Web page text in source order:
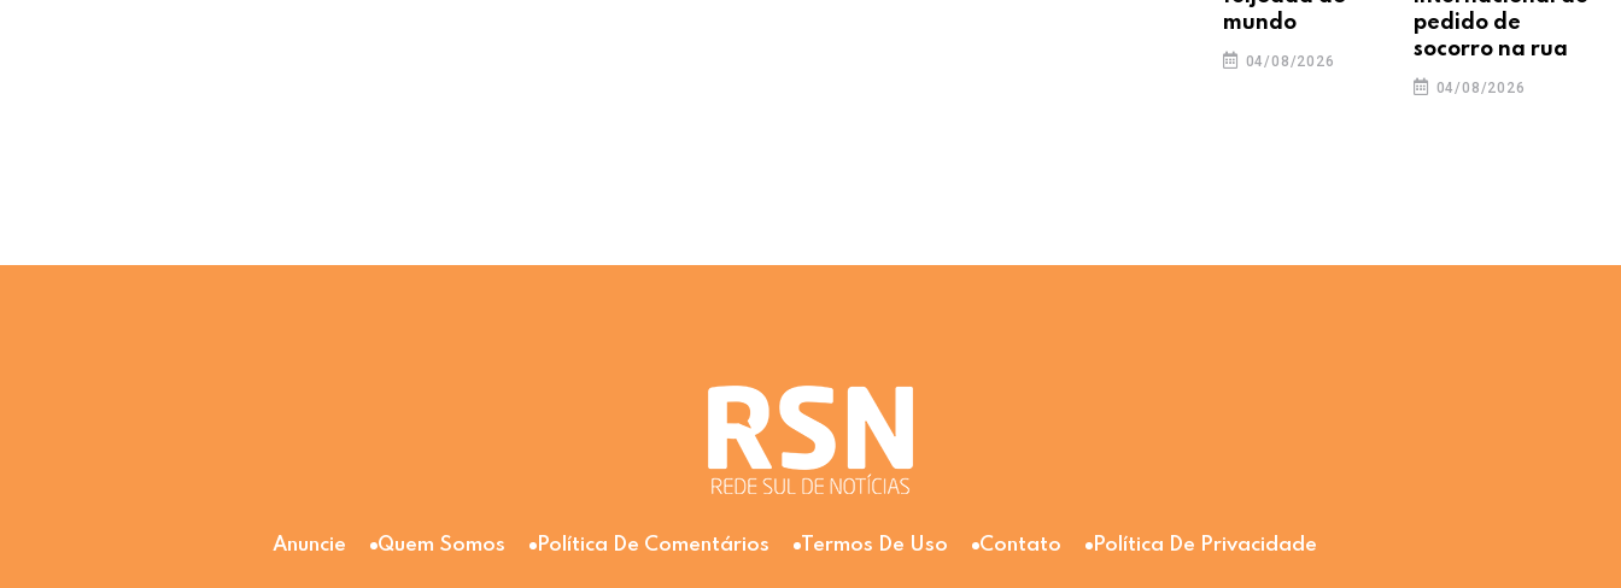
mundo
04/08/2026
pedido de
socorro na rua
04/08/2026
Anuncie Quem Somos Política De Comentários Termos De Uso Contato Política De Privacidade